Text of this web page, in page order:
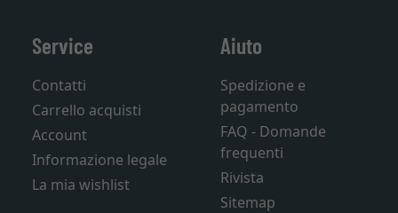
Service
Contatti
Carrello acquisti
Account
Informazione legale
La mia wishlist
Aiuto
Spedizione e
pagamento
FAQ - Domande
frequenti
Rivista
Sitemap